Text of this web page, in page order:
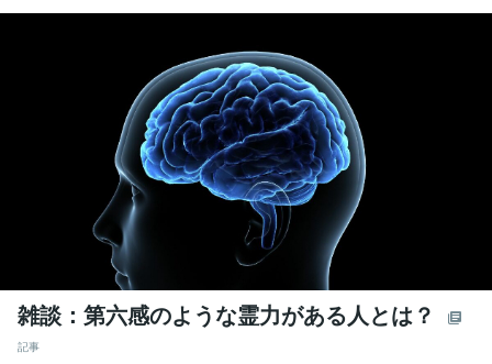
雑談：第六感のような霊力がある人とは？
記事